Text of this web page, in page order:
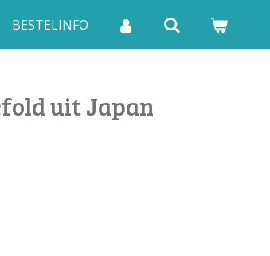
BESTELINFO
uit Japan